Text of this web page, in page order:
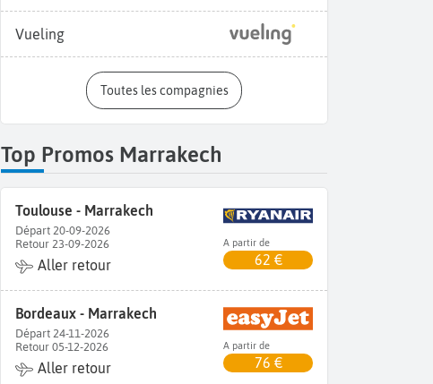
Vueling
Toutes les compagnies
Top Promos Marrakech
Toulouse - Marrakech
Départ 20-09-2026
Retour 23-09-2026
Aller retour
A partir de
62 €
Bordeaux - Marrakech
Départ 24-11-2026
Retour 05-12-2026
Aller retour
A partir de
76 €